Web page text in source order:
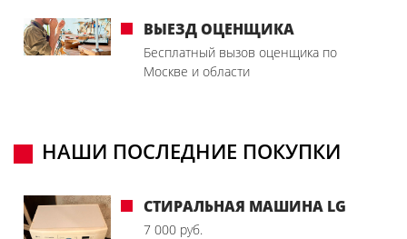
ВЫЕЗД ОЦЕНЩИКА
Бесплатный вызов оценщика по
Москве и области
НАШИ ПОСЛЕДНИЕ ПОКУПКИ
СТИРАЛЬНАЯ МАШИНА LG
7 000 руб.